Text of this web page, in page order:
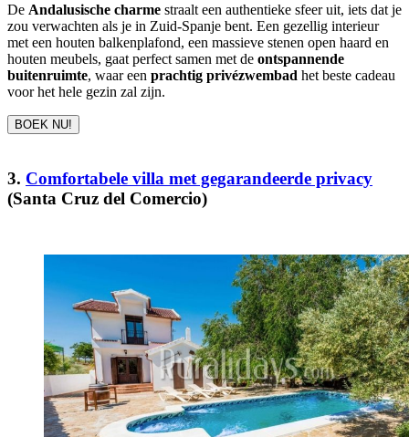
De Andalusische charme straalt een authentieke sfeer uit, iets dat je
zou verwachten als je in Zuid-Spanje bent. Een gezellig interieur
met een houten balkenplafond, een massieve stenen open haard en
houten meubels, gaat perfect samen met de ontspannende
buitenruimte, waar een prachtig privézwembad het beste cadeau
voor het hele gezin zal zijn.
BOEK NU!
3. Comfortabele villa met gegarandeerde privacy
(Santa Cruz del Comercio)